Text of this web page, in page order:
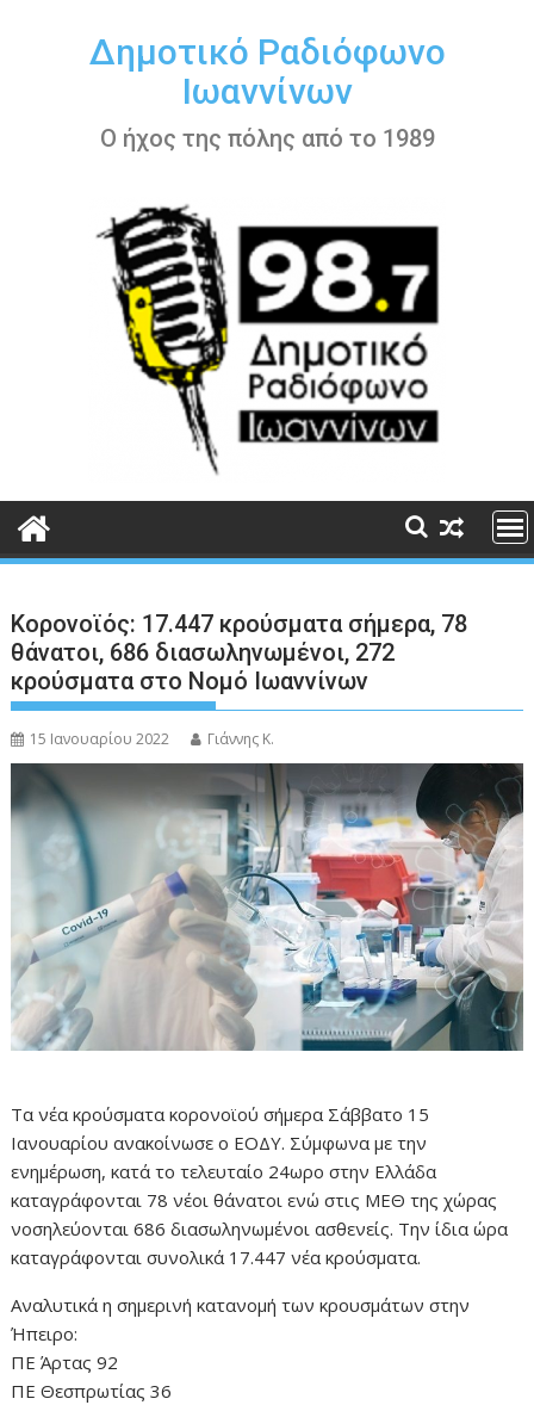
περιεχόμενοΔημοτικό Ραδιόφωνο
Ιωαννίνων
Ο ήχος της πόλης από το 1989
Κορονοϊός: 17.447 κρούσματα σήμερα, 78
θάνατοι, 686 διασωληνωμένοι, 272
κρούσματα στο Νομό Ιωαννίνων
15 Ιανουαρίου 2022 Γιάννης Κ.
Τα νέα κρούσματα κορονοϊού σήμερα Σάββατο 15
Ιανουαρίου ανακοίνωσε ο ΕΟΔΥ. Σύμφωνα με την
ενημέρωση, κατά το τελευταίο 24ωρο στην Ελλάδα
καταγράφονται 78 νέοι θάνατοι ενώ στις ΜΕΘ της χώρας
νοσηλεύονται 686 διασωληνωμένοι ασθενείς. Την ίδια ώρα
καταγράφονται συνολικά 17.447 νέα κρούσματα.
Αναλυτικά η σημερινή κατανομή των κρουσμάτων στην
Ήπειρο:
ΠΕ Άρτας 92
ΠΕ Θεσπρωτίας 36